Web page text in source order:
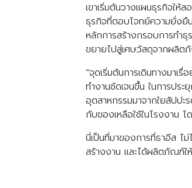
เขาเริ่มต้นวางแผนธุรกิจใ
ธุรกิจที่ตอบโจทย์ความยั่งยื
หลักการสร้างกรอบการทำ
ขยายไปสู่เศษวัสดุจากผลิต
“จุดเริ่มต้นการเดินทางมาเ
ทำงานชัดเจนขึ้น ในการปร
อุตสาหกรรมมาจากใยสัปป
กับของเหลือใช้ในโรงงาน
นี่เป็นที่มาของการที่ธาอีส ไ
สร้างงาน และได้ผลิตภัณฑ์